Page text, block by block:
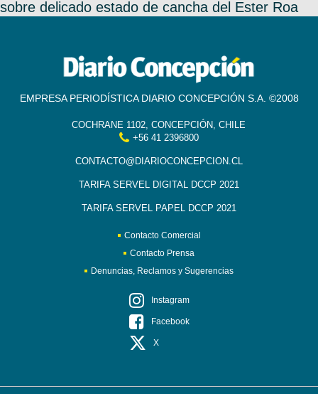
sobre delicado estado de cancha del Ester Roa
EMPRESA PERIODÍSTICA DIARIO CONCEPCIÓN S.A. ©2008
COCHRANE 1102, CONCEPCIÓN, CHILE
+56 41 2396800
CONTACTO@DIARIOCONCEPCION.CL
TARIFA SERVEL DIGITAL DCCP 2021
TARIFA SERVEL PAPEL DCCP 2021
Contacto Comercial
Contacto Prensa
Denuncias, Reclamos y Sugerencias
Instagram
Facebook
X